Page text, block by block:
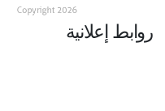
روابط إعلانية